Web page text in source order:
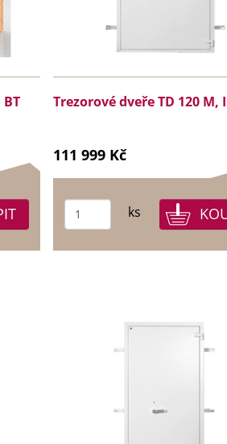
Trezorové dveře TD 120 M,
111 999 Kč
ks